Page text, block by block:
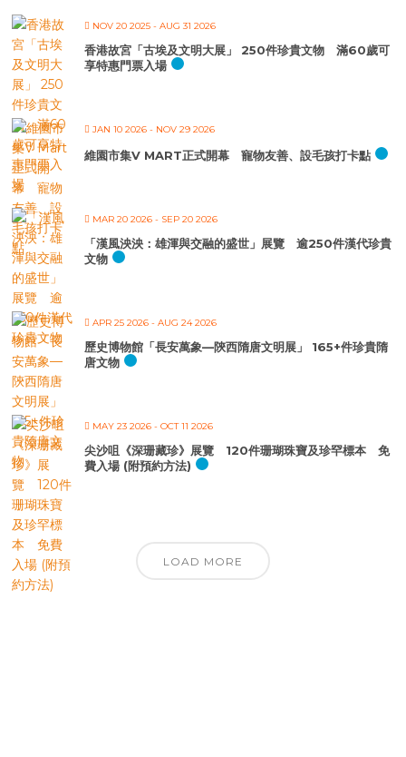
NOV 20 2025 - AUG 31 2026
香港故宮「古埃及文明大展」 250件珍貴文物 滿60歲可
享特惠門票入場
JAN 10 2026 - NOV 29 2026
維園市集V MART正式開幕 寵物友善、設毛孩打卡點
MAR 20 2026 - SEP 20 2026
「漢風泱泱：雄渾與交融的盛世」展覽 逾250件漢代珍貴
文物
APR 25 2026 - AUG 24 2026
歷史博物館「長安萬象—陝西隋唐文明展」 165+件珍貴隋
唐文物
MAY 23 2026 - OCT 11 2026
尖沙咀《深珊藏珍》展覽 120件珊瑚珠寶及珍罕標本 免
費入場 (附預約方法)
LOAD MORE